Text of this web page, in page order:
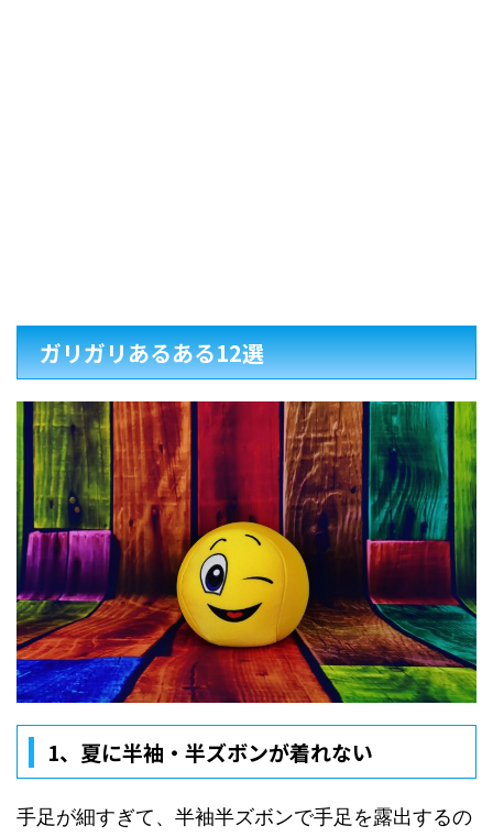
ガリガリあるある12選
1、 夏に半袖・半ズボンが着れない
手足が細すぎて、半袖半ズボンで手足を露出するの